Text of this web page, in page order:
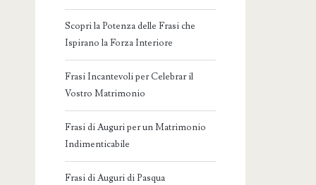
Scopri la Potenza delle Frasi che
Ispirano la Forza Interiore
Frasi Incantevoli per Celebrar il
Vostro Matrimonio
Frasi di Auguri per un Matrimonio
Indimenticabile
Frasi di Auguri di Pasqua